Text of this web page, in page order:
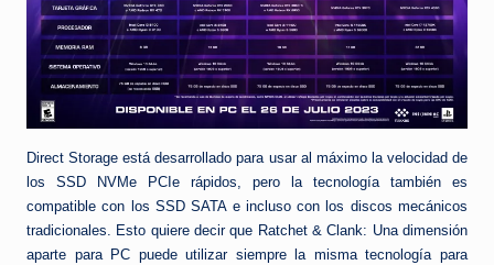
Direct Storage está desarrollado para usar al máximo la velocidad de
los SSD NVMe PCIe rápidos, pero la tecnología también es
compatible con los SSD SATA e incluso con los discos mecánicos
tradicionales. Esto quiere decir que Ratchet & Clank: Una dimensión
aparte para PC puede utilizar siempre la misma tecnología para